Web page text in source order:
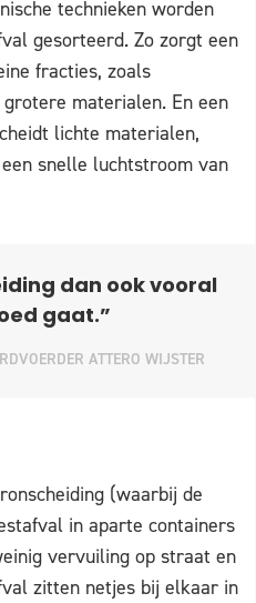
technieken worden
gesorteerd. Zo zorgt een
fracties, zoals
materialen. En een
lichte materialen,
snelle luchtstroom van
dan ook vooral
gaat.”
ATTERO WIJSTER
(waarbij de
in aparte containers
vervuiling op straat en
zitten netjes bij elkaar in